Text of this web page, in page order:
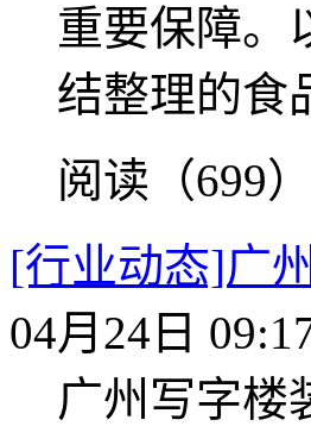
重要保障。
结整理的食
阅读（699）
[行业动态]广
04月24日
广州写字楼